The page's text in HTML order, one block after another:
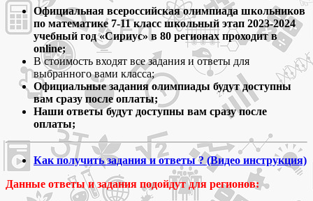
Сириус
по
математике
школьный
этап
2023-
2024
задания
ответы
7-
11
классов
Официальная всероссийская олимпиада школьников
по математике 7-11 класс школьный этап 2023-2024
учебный год «Сириус» в 80 регионах проходит в
online;
В стоимость входят все задания и ответы для
выбранного вами класса;
Официальные задания олимпиады будут доступны
вам сразу после оплаты;
Наши ответы будут доступны вам сразу после
оплаты;
Как получить задания и ответы ? (Видео инструкция)
Данные ответы и задания подойдут для регионов: